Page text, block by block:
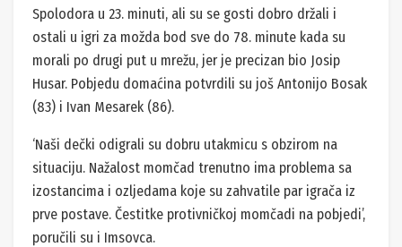
Spolodora u 23. minuti, ali su se gosti dobro držali i
ostali u igri za možda bod sve do 78. minute kada su
morali po drugi put u mrežu, jer je precizan bio Josip
Husar. Pobjedu domaćina potvrdili su još Antonijo Bosak
(83) i Ivan Mesarek (86).
‘Naši dečki odigrali su dobru utakmicu s obzirom na
situaciju. Nažalost momčad trenutno ima problema sa
izostancima i ozljedama koje su zahvatile par igrača iz
prve postave. Čestitke protivničkoj momčadi na pobjedi’,
poručili su i Imsovca.